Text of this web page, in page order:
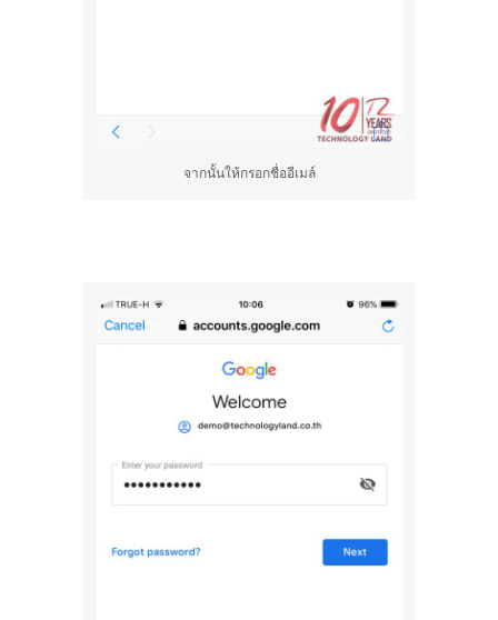
จากนั้นให้กรอกชื่ออีเมล์